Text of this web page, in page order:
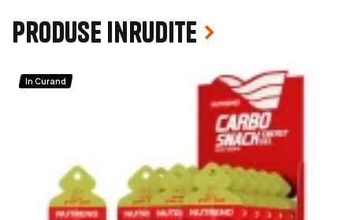
Produse inrudite
In Curand